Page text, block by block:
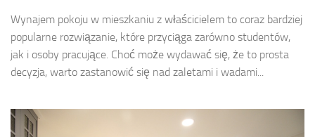
Wynajem pokoju w mieszkaniu z właścicielem to coraz bardziej
popularne rozwiązanie, które przyciąga zarówno studentów,
jak i osoby pracujące. Choć może wydawać się, że to prosta
decyzja, warto zastanowić się nad zaletami i wadami...